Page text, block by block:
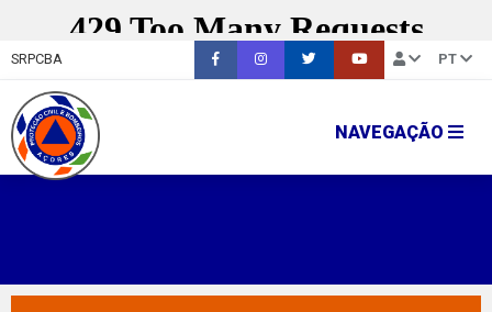
SRPCBA PT
NAVEGAÇÃO